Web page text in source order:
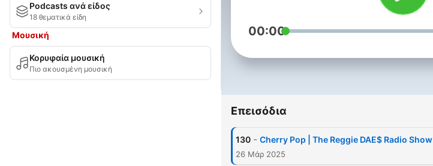
Podcasts ανά είδος
18 θεματικά είδη
Μουσική
Κορυφαία μουσική
Πιο ακουσμένη μουσική
00:00
Επεισόδια
130 - Cherry Pop | The Reggie DAE$ Radio Show
26 Μάρ 2025